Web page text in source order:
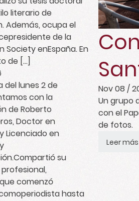
literario de
Además, ocupa el
de la
Society enEspaña. En
de […]
del lunes 2 de
con la
de Roberto
Doctor en
Licenciado en
su
comenzó
hasta
Nov 08 /
Un grupo
con el
de fotos.
Leer más